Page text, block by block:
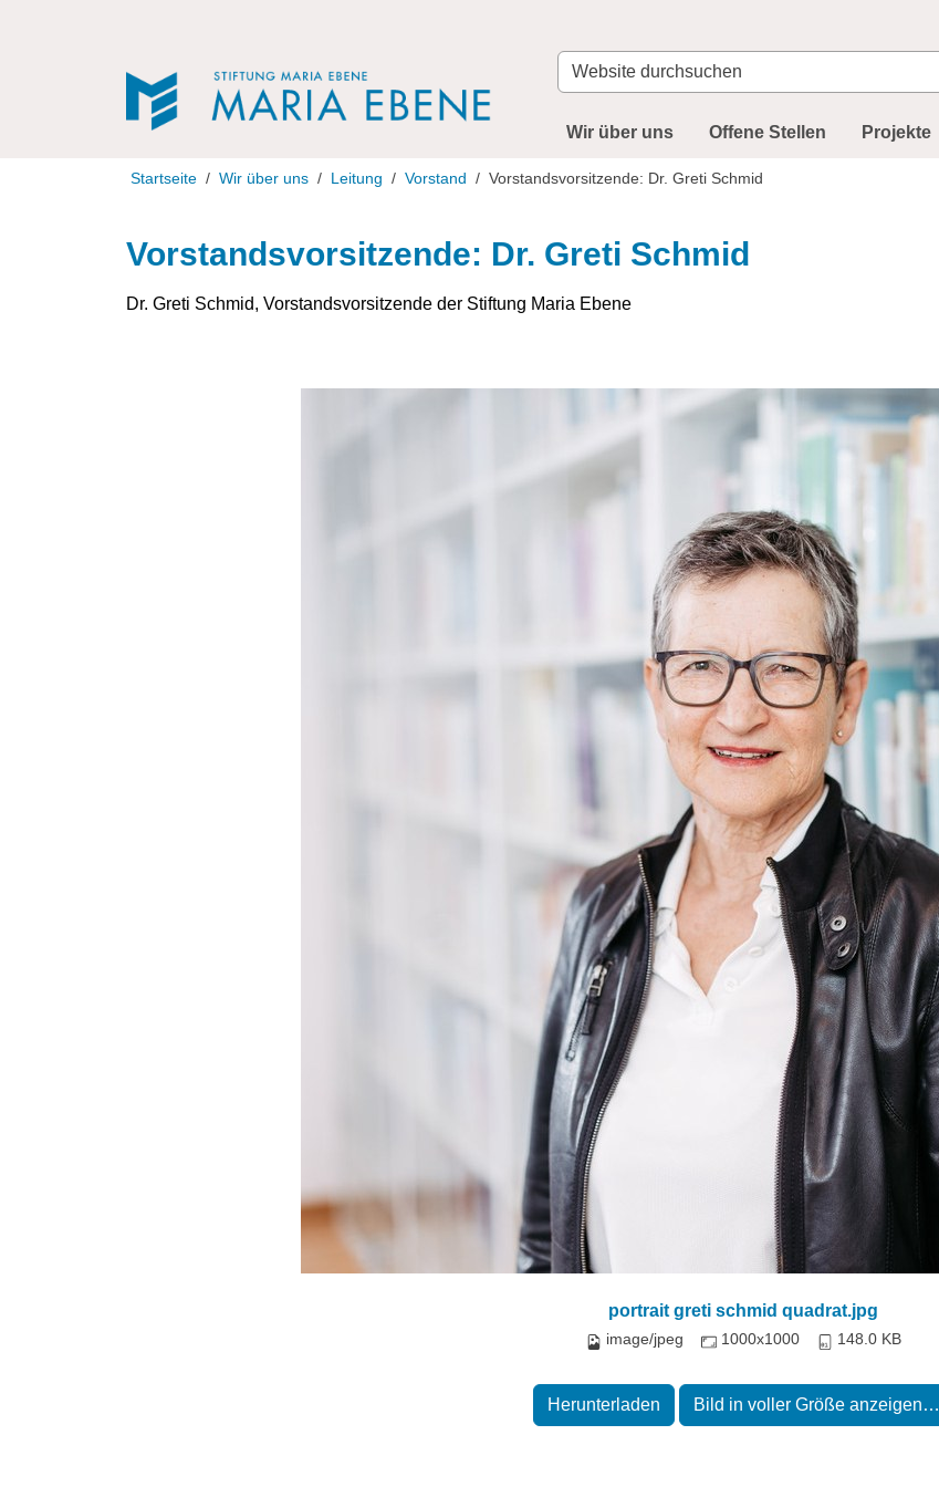
Website
durchsuchen
Wir über uns Offene Stellen Projekte
Startseite Wir über uns Leitung Vorstand Vorstandsvorsitzende: Dr. Greti Schmid
Vorstandsvorsitzende: Dr. Greti Schmid
Dr. Greti Schmid, Vorstandsvorsitzende der Stiftung Maria Ebene
portrait greti schmid quadrat.jpg
image/jpeg 1000x1000 148.0 KB
Herunterladen Bild in voller Größe anzeigen…